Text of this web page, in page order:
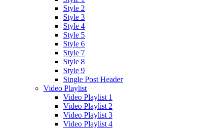
Style 2
Style 3
Style 4
Style 5
Style 6
Style 7
Style 8
Style 9
Single Post Header
Video Playlist
Video Playlist 1
Video Playlist 2
Video Playlist 3
Video Playlist 4